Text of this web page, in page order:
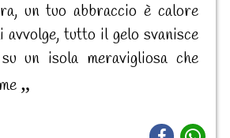
un tuo abbraccio è calore
avvolge, tutto il gelo svanisce
un isola meravigliosa che